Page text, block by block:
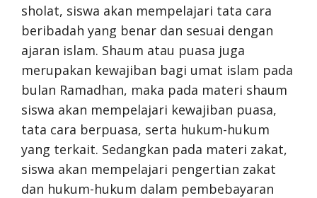
sholat, siswa akan mempelajari tata cara
beribadah yang benar dan sesuai dengan
ajaran islam. Shaum atau puasa juga
merupakan kewajiban bagi umat islam pada
bulan Ramadhan, maka pada materi shaum
siswa akan mempelajari kewajiban puasa,
tata cara berpuasa, serta hukum-hukum
yang terkait. Sedangkan pada materi zakat,
siswa akan mempelajari pengertian zakat
dan hukum-hukum dalam pembebayaran